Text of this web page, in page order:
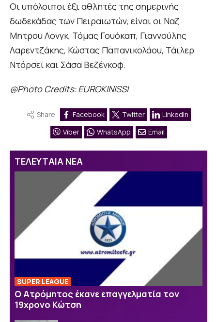
Οι υπόλοιποι έξι αθλητές της σημερινής
δωδεκάδας των Πειραιωτών, είναι οι Ναζ
Μητρου Λονγκ, Τόμας Γουόκαπ, Γιαννούλης
Λαρεντζάκης, Κώστας Παπανικολάου, Τάιλερ
Ντόρσεϊ και Σάσα Βεζένκοφ.
@Photo Credits: EUROKINISSI
Share Facebook Twitter
Linkedin
Viber
WhatsApp Email
ΤΕΛΕΥΤΑΙΑ ΝΕΑ
SUPER LEAGUE
Ο Ατρόμητος έκανε επαγγελματία τον
19χρονο Κώτση